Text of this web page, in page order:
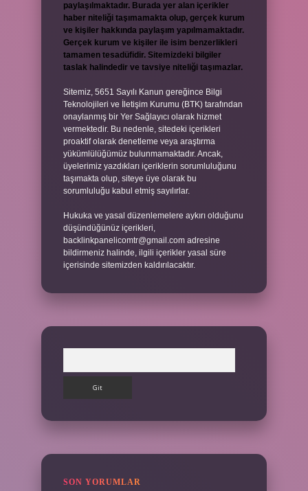
paylaşılmaktadır. Burada yer alan içerikler
haber niteliği taşımamakta olup, gerçek kurum
ve kişiler hakkında paylaşım yapılmamaktadır.
Gerçek kurum ve kişiler ile isim benzerlikleri
tamamen tesadüfidir. Sitemizdeki bilgiler
taslak halindedir ve tavsiye niteliği taşımazlar.
Sitemiz, 5651 Sayılı Kanun gereğince Bilgi
Teknolojileri ve İletişim Kurumu (BTK) tarafından
onaylanmış bir Yer Sağlayıcı olarak hizmet
vermektedir. Bu nedenle, sitedeki içerikleri
proaktif olarak denetleme veya araştırma
yükümlülüğümüz bulunmamaktadır. Ancak,
üyelerimiz yazdıkları içeriklerin sorumluluğunu
taşımakta olup, siteye üye olarak bu
sorumluluğu kabul etmiş sayılırlar.
Hukuka ve yasal düzenlemelere aykırı olduğunu
düşündüğünüz içerikleri,
backlinkpanelicomtr@gmail.com adresine
bildirmeniz halinde, ilgili içerikler yasal süre
içerisinde sitemizden kaldırılacaktır.
SON YORUMLAR